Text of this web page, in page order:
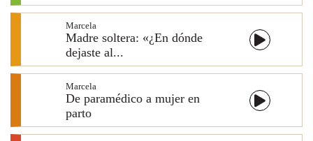
Marcela
Madre soltera: «¿En dónde
dejaste al...
Marcela
De paramédico a mujer en
parto